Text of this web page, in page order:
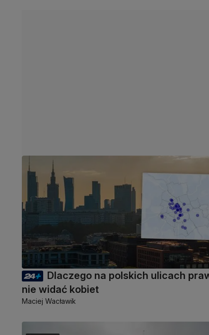
Dlaczego na polskich ulicach
nie widać kobiet
Maciej Wacławik